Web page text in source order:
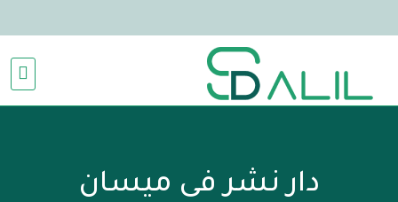
دار نشر فى ميسان